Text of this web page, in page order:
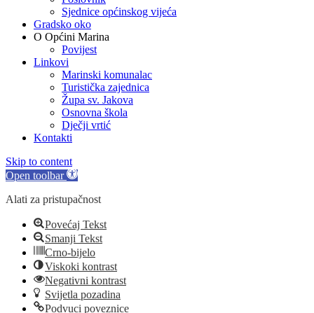
Sjednice općinskog vijeća
Gradsko oko
O Općini Marina
Povijest
Linkovi
Marinski komunalac
Turistička zajednica
Župa sv. Jakova
Osnovna škola
Dječji vrtić
Kontakti
Skip to content
Open toolbar
Alati za pristupačnost
Povećaj Tekst
Smanji Tekst
Crno-bijelo
Viskoki kontrast
Negativni kontrast
Svijetla pozadina
Podvuci poveznice